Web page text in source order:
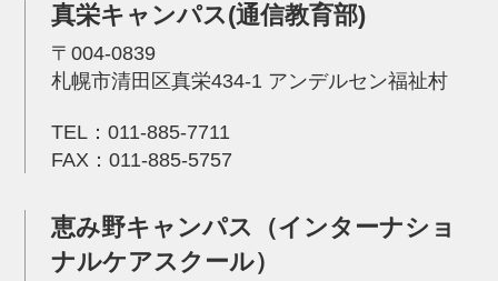
真栄キャンパス(通信教育部)
〒004-0839
札幌市清田区真栄434-1 アンデルセン福祉村
TEL： 011-885-7711
FAX：011-885-5757
恵み野キャンパス（インターナショ
ナルケアスクール）